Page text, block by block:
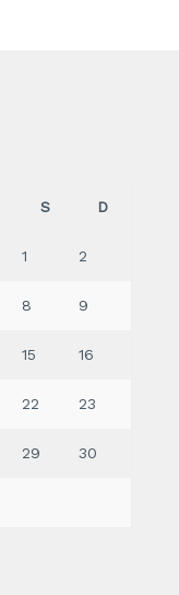
S D
1 2
8 9
15 16
22 23
29 30